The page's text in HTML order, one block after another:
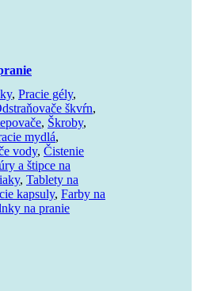
, Pracie gély,
škvŕn,
, Škroby,
mydlá,
vody, Čistenie
a štipce na
, Tablety na
kapsuly, Farby na
na pranie